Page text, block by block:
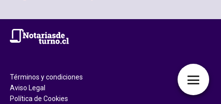
Términos y condiciones
Aviso Legal
Política de Cookies